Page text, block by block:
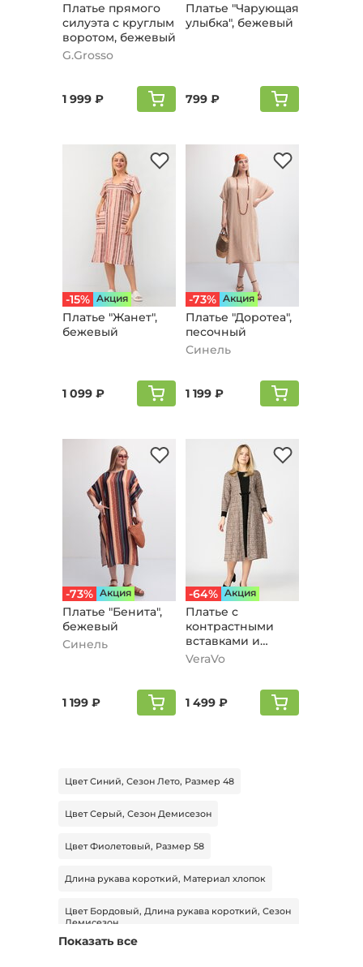
Платье прямого
силуэта с круглым
воротом, бежевый
G.Grosso
1 999 ₽
Платье "Чарующая
улыбка", бежевый
799 ₽
-15% Aкция
Платье "Жанет",
бежевый
1 099 ₽
-73% Aкция
Платье "Доротеа",
песочный
Синель
1 199 ₽
-73% Aкция
Платье "Бенита",
бежевый
Синель
1 199 ₽
-64% Aкция
Платье с
контрастными
вставками и
поясом, бежевый
VeraVo
1 499 ₽
Цвет Синий, Сезон Лето, Размер 48
Цвет Серый, Сезон Демисезон
Цвет Фиолетовый, Размер 58
Длина рукава короткий, Материал хлопок
Цвет Бордовый, Длина рукава короткий, Сезон
Демисезон
Показать все